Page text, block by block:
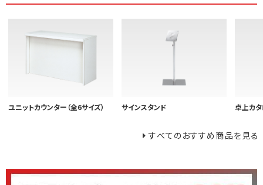
ユニットカウンター（全6サイズ） サインスタンド 卓上カ
すべてのおすすめ商品を見る